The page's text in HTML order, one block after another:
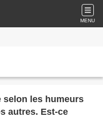
MENU
les humeurs
autres. Est-ce